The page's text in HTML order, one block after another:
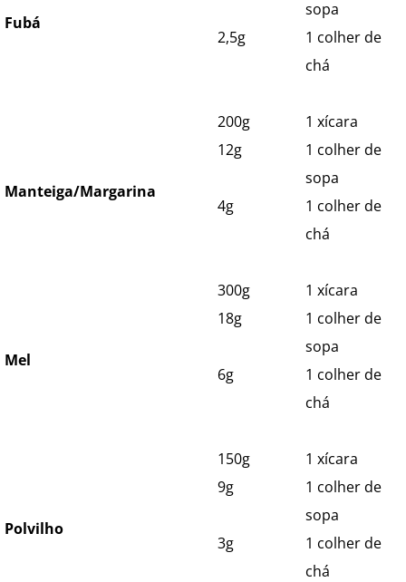
Fubá
sopa
2,5g
1 colher de
chá
Manteiga/Margarina
200g
1 xícara
12g
1 colher de
sopa
4g
1 colher de
chá
Mel
300g
1 xícara
18g
1 colher de
sopa
6g
1 colher de
chá
Polvilho
150g
1 xícara
9g
1 colher de
sopa
3g
1 colher de
chá